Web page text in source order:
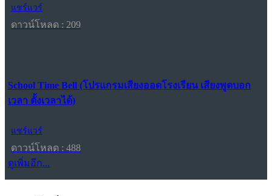
แชร์แวร์
ดาวน์โหลด : 209
School Time Bell (โปรแกรมเสียงออดโรงเรียน เสียงพูดบอก
เวลา ตั้งเวลาได้)
แชร์แวร์
ดาวน์โหลด : 488
ดูเพิ่มอีก...